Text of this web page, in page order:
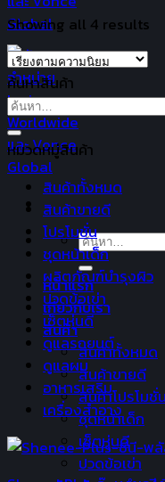
ค้นหา:
หน้าแรก
เกี่ยวกับเรา
สินค้า
สินค้าทั้งหมด
สินค้าขายดี
สินค้าโปรโมชั่
ชุดหน้าเด็ก
เซ็ตหุ่นดี
ปวดข้อเข่า
Showing all 4 results
ค้นหาสินค้า
ค้นหา:
หมวดหมู่สินค้า
สินค้าทั้งหมด
สินค้าขายดี
โปรโมชั่น
ชุดหน้าเด็ก
ผลิตภัณฑ์บำรุงผิว
ปวดข้อเข่า
เซ็ตหุ่นดี
ดูแลรถยนต์
ดูแลผม
อาหารเสริม
เครื่องสำอาง